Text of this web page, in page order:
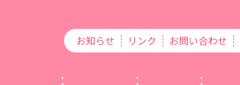
お知らせ リンク お問い合わせ